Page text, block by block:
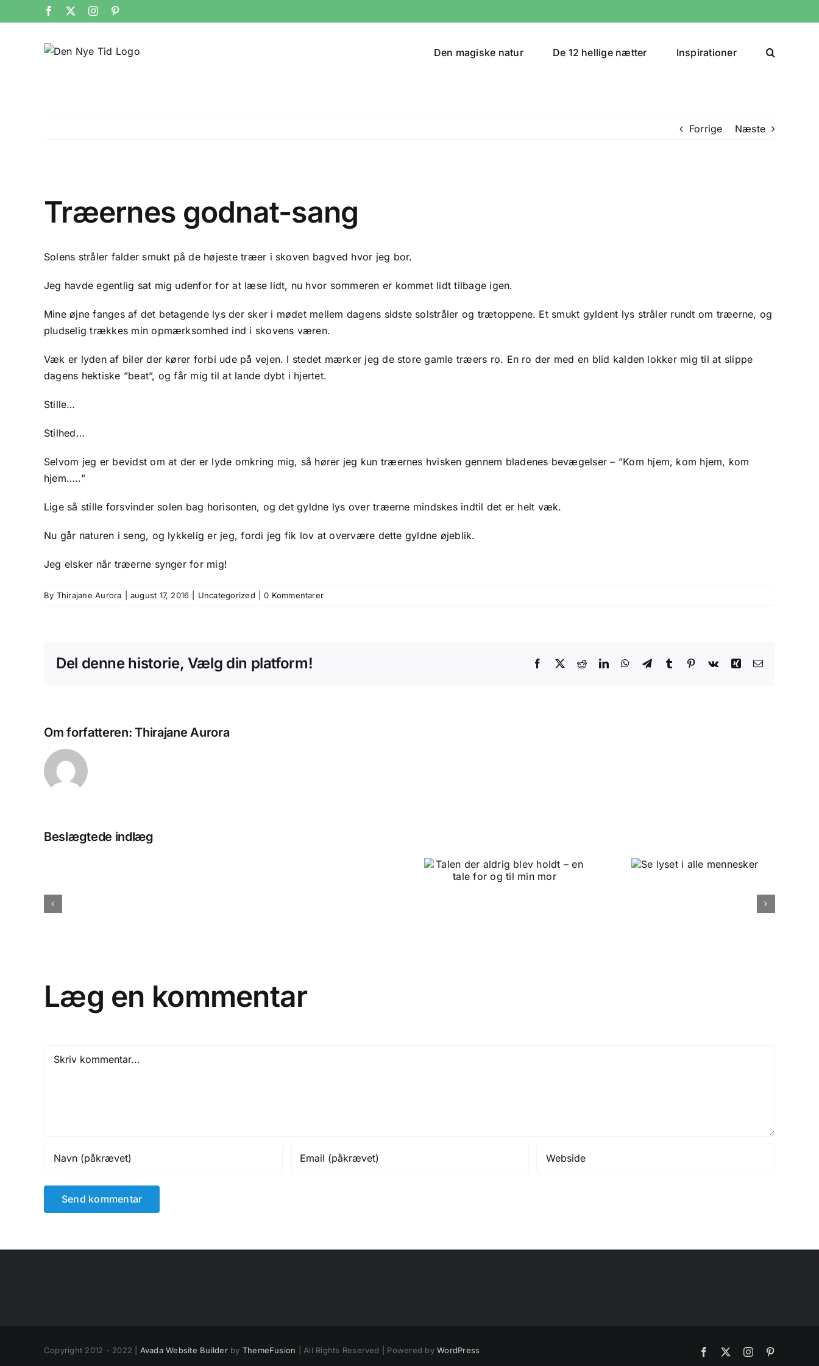
to
Facebook Instagram
Den magiske natur De 12 hellige nætter Inspirationer
Forrige Næste
større
billede
Træernes godnat-sang
Solens stråler falder smukt på de højeste træer i skoven bagved hvor jeg bor.
Jeg havde egentlig sat mig udenfor for at læse lidt, nu hvor sommeren er kommet lidt tilbage igen.
Mine øjne fanges af det betagende lys der sker i mødet mellem dagens sidste solstråler og trætoppene. Et smukt gyldent lys stråler rundt om træerne, og
pludselig trækkes min opmærksomhed ind i skovens væren.
Væk er lyden af biler der kører forbi ude på vejen. I stedet mærker jeg de store gamle træers ro. En ro der med en blid kalden lokker mig til at slippe
dagens hektiske ”beat”, og får mig til at lande dybt i hjertet.
Stille…
Stilhed…
Selvom jeg er bevidst om at der er lyde omkring mig, så hører jeg kun træernes hvisken gennem bladenes bevægelser – ”Kom hjem, kom hjem, kom
hjem…..”
Lige så stille forsvinder solen bag horisonten, og det gyldne lys over træerne mindskes indtil det er helt væk.
Nu går naturen i seng, og lykkelig er jeg, fordi jeg fik lov at overvære dette gyldne øjeblik.
Jeg elsker når træerne synger for mig!
By Thirajane Aurora august 17, 2016 Uncategorized 0 Kommentarer
Del denne historie, Vælg din platform! Facebook
X RedditLinkedInWhatsApp
TelegramTumblr Pinterest
Vk Xing E-
Om forfatteren:Thirajane Aurora
Beslægtede indlæg
Se lyset i alle
mennesker
Læg en kommentar
Comment
Copyright 2012 - 2022 | Avada Website Builderby ThemeFusion | All Rights Reserved | Powered byWordPress Facebook Instagram